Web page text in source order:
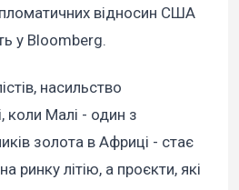
відносин США
у Bloomberg.
насильство
коли Малі - один з
золота в Африці - стає
ринку літію, а проєкти, які